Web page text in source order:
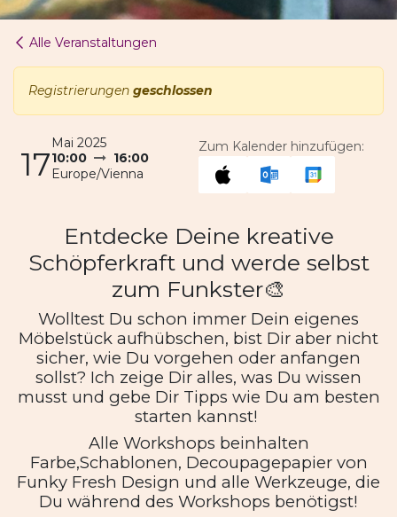
Alle Veranstaltungen
Registrierungen geschlossen
17
Mai 2025
10:00
16:00
Europe/Vienna
Zum Kalender hinzufügen:
Entdecke Deine kreative
Schöpferkraft und werde selbst
zum Funkster🎨
Wolltest Du schon immer Dein eigenes
Möbelstück aufhübschen, bist Dir aber nicht
sicher, wie Du vorgehen oder anfangen
sollst? Ich zeige Dir alles, was Du wissen
musst und gebe Dir Tipps wie Du am besten
starten kannst!
Alle Workshops beinhalten
Farbe,Schablonen, Decoupagepapier von
Funky Fresh Design und alle Werkzeuge, die
Du während des Workshops benötigst!